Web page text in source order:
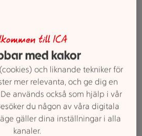
oss kan du handla
till ett bra pris
till att laga och
god mat!
till ICA
med kakor
och liknande tekniker för
mer relevanta, och ge dig en
används också som hjälp i vår
du någon av våra digitala
gäller dina inställningar i alla
kanaler.